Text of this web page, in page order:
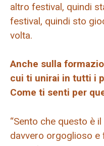
altro festival, quindi
festival, quindi sto
volta.
Anche sulla
cui ti unirai in tutti i
Come ti senti per
“Sento che questo è
davvero orgoglioso e